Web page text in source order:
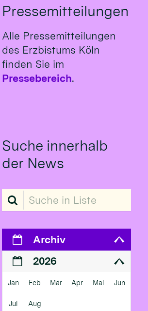
Pressemitteilungen
Alle Pressemitteilungen
des Erzbistums Köln
finden Sie im
Pressebereich.
Suche innerhalb
der News
Suche in Liste
Archiv
2026
Jan Feb Mär Apr Mai Jun
Jul Aug